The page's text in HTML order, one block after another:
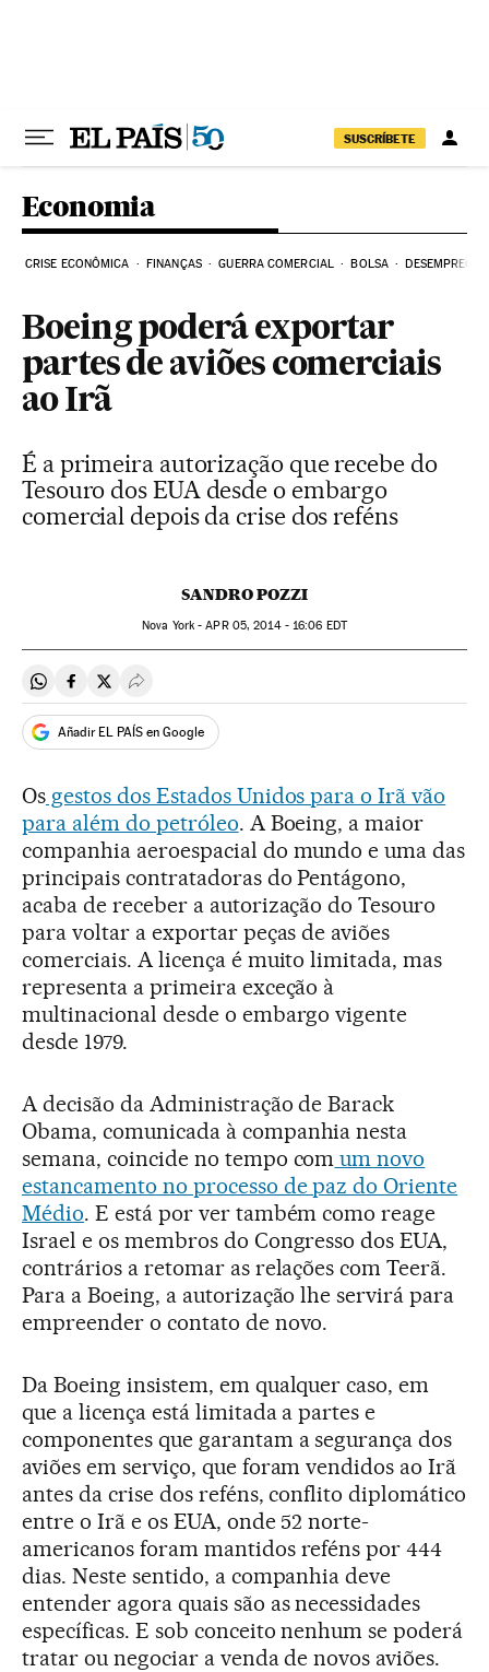
SUSCRÍBETE
Economia
CRISE ECONÔMICA FINANÇAS GUERRA COMERCIAL BOLSA DESEMPREGO
Boeing poderá exportar
partes de aviões comerciais
ao Irã
É a primeira autorização que recebe do
Tesouro dos EUA desde o embargo
comercial depois da crise dos reféns
SANDRO POZZI
Nova York -APR05, 2014 - 16:06 EDT
Compartir en Whatsapp
Compartir en Facebook
Compartir en Twitter
Desplegar Redes Sociales
Añadir EL PAÍS en Google
Osgestos dos Estados Unidos para o Irã vão
para além do petróleo. A Boeing, a maior
companhia aeroespacial do mundo e uma das
principais contratadoras do Pentágono,
acaba de receber a autorização do Tesouro
para voltar a exportar peças de aviões
comerciais. A licença é muito limitada, mas
representa a primeira exceção à
multinacional desde o embargo vigente
desde 1979.
A decisão da Administração de Barack
Obama, comunicada à companhia nesta
semana, coincide no tempo com um novo
estancamento no processo de paz do Oriente
Médio. E está por ver também como reage
Israel e os membros do Congresso dos EUA,
contrários a retomar as relações com Teerã.
Para a Boeing, a autorização lhe servirá para
empreender o contato de novo.
Da Boeing insistem, em qualquer caso, em
que a licença está limitada a partes e
componentes que garantam a segurança dos
aviões em serviço, que foram vendidos ao Irã
antes da crise dos reféns, conflito diplomático
entre o Irã e os EUA, onde 52 norte-
americanos foram mantidos reféns por 444
dias. Neste sentido, a companhia deve
entender agora quais são as necessidades
específicas. E sob conceito nenhum se poderá
tratar ou negociar a venda de novos aviões.